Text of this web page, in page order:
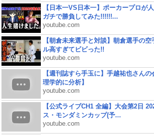
【日本一VS日本一】ポーカープロが
ガチで勝負してみた!!!!!!...
youtube.com
【朝倉未来選手と対談】朝倉選手の空
ル高すぎてビビった!!
youtube.com
【週刊誌すら手玉に】手越祐也さんの
理学的に分析】
youtube.com
【公式ライブCH1 全編】大会第2日
ス・モンダミンカップ(予...
youtube.com